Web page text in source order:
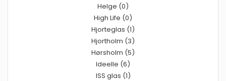
Helge (0)
High Life (0)
Hjorteglas (1)
Hjortholm (3)
Hørsholm (5)
Ideelle (6)
ISS glas (1)